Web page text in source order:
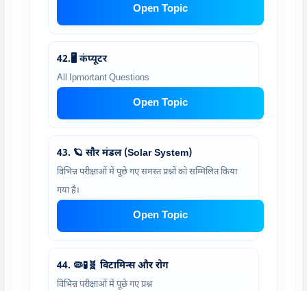
Open Topic
42.🖥️ कंप्यूटर
All Ipmortant Questions
Open Topic
43. 🪐 सौर मंडल (Solar System)
विभिन्न परीक्षाओं में पूछे गए समस्त प्रश्नों को सम्मिलित किया
गया है।
Open Topic
44. 🦠🧪🧬 विटामिन्स और रोग
विभिन्न परीक्षाओं में पूछे गए प्रश्न